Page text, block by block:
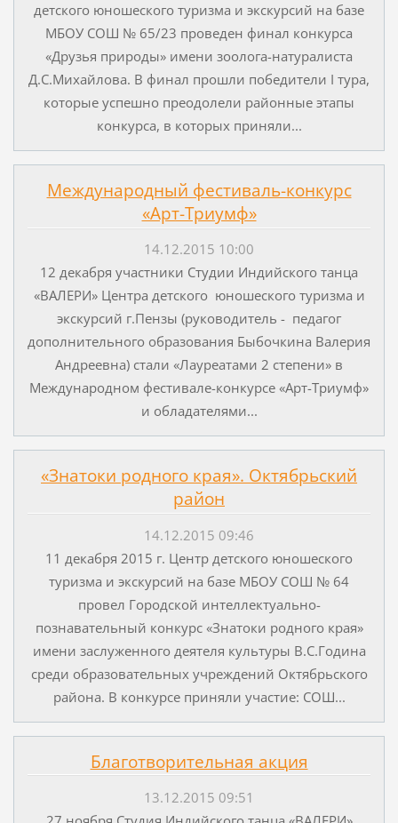
детского юношеского туризма и экскурсий на базе
МБОУ СОШ № 65/23 проведен финал конкурса
«Друзья природы» имени зоолога-натуралиста
Д.С.Михайлова. В финал прошли победители I тура,
которые успешно преодолели районные этапы
конкурса, в которых приняли...
Международный фестиваль-конкурс
«Арт-Триумф»
14.12.2015 10:00
12 декабря участники Студии Индийского танца
«ВАЛЕРИ» Центра детского юношеского туризма и
экскурсий г.Пензы (руководитель - педагог
дополнительного образования Быбочкина Валерия
Андреевна) стали «Лауреатами 2 степени» в
Международном фестивале-конкурсе «Арт-Триумф»
и обладателями...
«Знатоки родного края». Октябрьский
район
14.12.2015 09:46
11 декабря 2015 г. Центр детского юношеского
туризма и экскурсий на базе МБОУ СОШ № 64
провел Городской интеллектуально-
познавательный конкурс «Знатоки родного края»
имени заслуженного деятеля культуры В.С.Година
среди образовательных учреждений Октябрьского
района. В конкурсе приняли участие: СОШ...
Благотворительная акция
13.12.2015 09:51